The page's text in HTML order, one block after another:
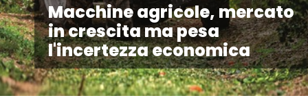
Macchine agricole, mercato
in crescita ma pesa
l'incertezza economica